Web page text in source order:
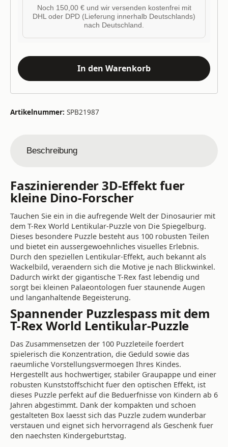
Noch 150,00 € und wir versenden kostenfrei mit
DHL oder DPD (Lieferung innerhalb Deutschlands)
nach Deutschland.
In den Warenkorb
Artikelnummer: SPB21987
Beschreibung
Faszinierender 3D-Effekt fuer
kleine Dino-Forscher
Tauchen Sie ein in die aufregende Welt der Dinosaurier mit
dem T-Rex World Lentikular-Puzzle von Die Spiegelburg.
Dieses besondere Puzzle besteht aus 100 robusten Teilen
und bietet ein aussergewoehnliches visuelles Erlebnis.
Durch den speziellen Lentikular-Effekt, auch bekannt als
Wackelbild, veraendern sich die Motive je nach Blickwinkel.
Dadurch wirkt der gigantische T-Rex fast lebendig und
sorgt bei kleinen Palaeontologen fuer staunende Augen
und langanhaltende Begeisterung.
Spannender Puzzlespass mit dem
T-Rex World Lentikular-Puzzle
Das Zusammensetzen der 100 Puzzleteile foerdert
spielerisch die Konzentration, die Geduld sowie das
raeumliche Vorstellungsvermoegen Ihres Kindes.
Hergestellt aus hochwertiger, stabiler Graupappe und einer
robusten Kunststoffschicht fuer den optischen Effekt, ist
dieses Puzzle perfekt auf die Beduerfnisse von Kindern ab 6
Jahren abgestimmt. Dank der kompakten und schoen
gestalteten Box laesst sich das Puzzle zudem wunderbar
verstauen und eignet sich hervorragend als Geschenk fuer
den naechsten Kindergeburtstag.